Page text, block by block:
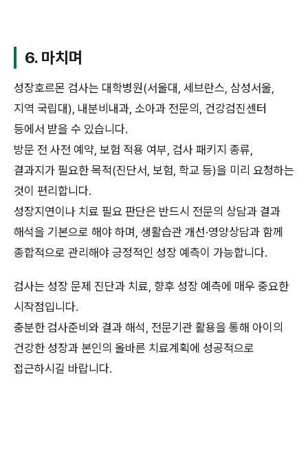
6. 마치며
성장호르몬 검사는 대학병원(서울대, 세브란스, 삼성서울,
지역 국립대), 내분비내과, 소아과 전문의, 건강검진센터
등에서 받을 수 있습니다.
방문 전 사전 예약, 보험 적용 여부, 검사 패키지 종류,
결과지가 필요한 목적(진단서, 보험, 학교 등)을 미리 요청하는
것이 편리합니다.
성장지연이나 치료 필요 판단은 반드시 전문의 상담과 결과
해석을 기본으로 해야 하며, 생활습관 개선·영양상담과 함께
종합적으로 관리해야 긍정적인 성장 예측이 가능합니다.
검사는 성장 문제 진단과 치료, 향후 성장 예측에 매우 중요한
시작점입니다.
충분한 검사준비와 결과 해석, 전문기관 활용을 통해 아이의
건강한 성장과 본인의 올바른 치료계획에 성공적으로
접근하시길 바랍니다.